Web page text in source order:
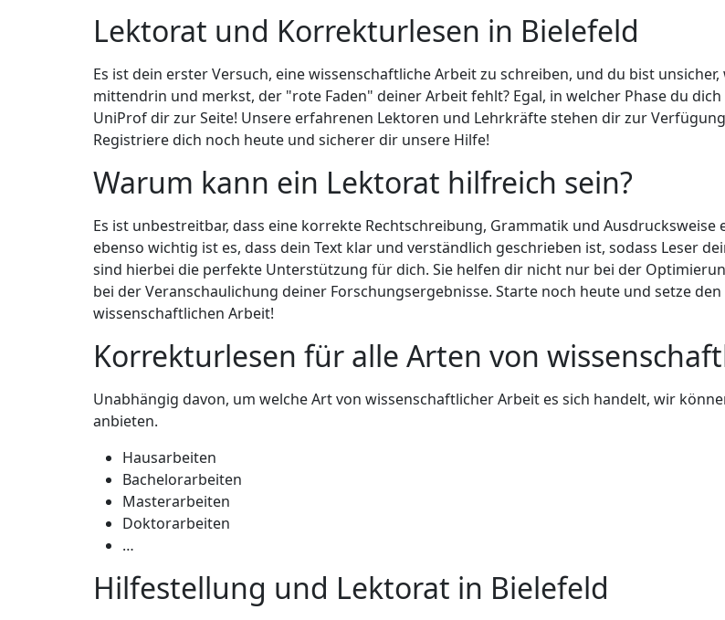
Lektorat und Korrekturlesen in Bielefeld
Es ist dein erster Versuch, eine wissenschaftliche Arbeit zu schreiben, und du bist
mittendrin und merkst, der "rote Faden" deiner Arbeit fehlt? Egal, in welcher Phase du
UniProf dir zur Seite! Unsere erfahrenen Lektoren und Lehrkräfte stehen dir zur
Registriere dich noch heute und sicherer dir unsere Hilfe!
Warum kann ein Lektorat hilfreich sein?
Es ist unbestreitbar, dass eine korrekte Rechtschreibung, Grammatik und
ebenso wichtig ist es, dass dein Text klar und verständlich geschrieben ist, sodass Leser
sind hierbei die perfekte Unterstützung für dich. Sie helfen dir nicht nur bei der
bei der Veranschaulichung deiner Forschungsergebnisse. Starte noch heute und setze
wissenschaftlichen Arbeit!
Korrekturlesen für alle Arten von
Unabhängig davon, um welche Art von wissenschaftlicher Arbeit es sich handelt, wir
anbieten.
Hausarbeiten
Bachelorarbeiten
Masterarbeiten
Doktorarbeiten
…
Hilfestellung und Lektorat in Bielefeld